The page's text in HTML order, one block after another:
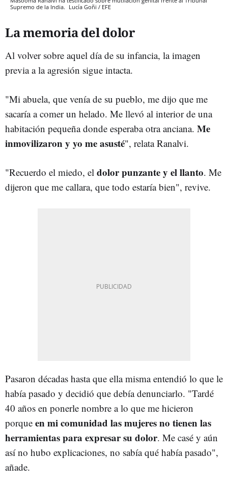
Supremo de la India. Lucía Goñi / EFE
La memoria del dolor
Al volver sobre aquel día de su infancia, la imagen
previa a la agresión sigue intacta.
"Mi abuela, que venía de su pueblo, me dijo que me
sacaría a comer un helado. Me llevó al interior de una
habitación pequeña donde esperaba otra anciana. Me
inmovilizaron y yo me asusté", relata Ranalvi.
"Recuerdo el miedo, el dolor punzante y el llanto. Me
dijeron que me callara, que todo estaría bien", revive.
Pasaron décadas hasta que ella misma entendió lo que le
había pasado y decidió que debía denunciarlo. "Tardé
40 años en ponerle nombre a lo que me hicieron
porque en mi comunidad las mujeres no tienen las
herramientas para expresar su dolor. Me casé y aún
así no hubo explicaciones, no sabía qué había pasado",
añade.